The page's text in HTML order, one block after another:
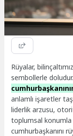
Rüyalar,
sembollerle
anlamlı işaretler
liderlik arzusu,
toplumsal konumla
cumhurbaşkanını